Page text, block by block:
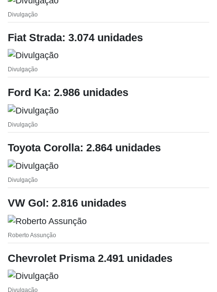
Divulgação
Fiat Strada: 3.074 unidades
Divulgação
Ford Ka: 2.986 unidades
Divulgação
Toyota Corolla: 2.864 unidades
Divulgação
VW Gol: 2.816 unidades
Roberto Assunção
Chevrolet Prisma 2.491 unidades
Divulgação